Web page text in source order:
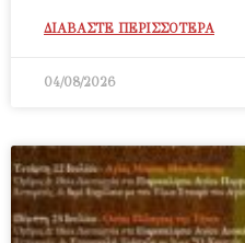
ΔΙΑΒΑΣΤΕ ΠΕΡΙΣΣΟΤΕΡΑ
04/08/2026